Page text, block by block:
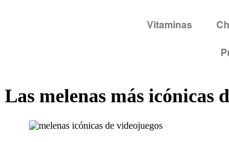
Vitaminas
Las melenas más icónicas